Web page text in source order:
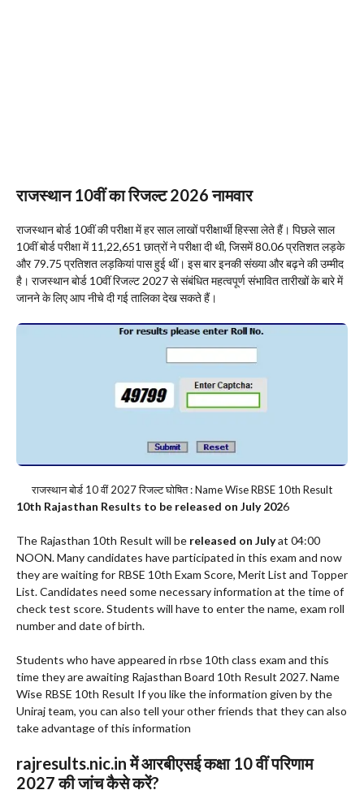
राजस्थान 10वीं का रिजल्ट 2026 नामवार
राजस्थान बोर्ड 10वीं की परीक्षा में हर साल लाखों परीक्षार्थी हिस्सा लेते हैं। पिछले साल
10वीं बोर्ड परीक्षा में 11,22,651 छात्रों ने परीक्षा दी थी, जिसमें 80.06 प्रतिशत लड़के
और 79.75 प्रतिशत लड़कियां पास हुई थीं। इस बार इनकी संख्या और बढ़ने की उम्मीद
है। राजस्थान बोर्ड 10वीं रिजल्ट 2027 से संबंधित महत्वपूर्ण संभावित तारीखों के बारे में
जानने के लिए आप नीचे दी गई तालिका देख सकते हैं।
राजस्थान बोर्ड 10 वीं 2027 रिजल्ट घोषित : Name Wise RBSE 10th Result
10th Rajasthan Results to be released on July 2026
The Rajasthan 10th Result will be released on Julyat 04:00
NOON. Many candidates have participated in this exam and now
they are waiting for RBSE 10th Exam Score, Merit List and Topper
List. Candidates need some necessary information at the time of
check test score. Students will have to enter the name, exam roll
number and date of birth.
Students who have appeared in rbse 10th class exam and this
time they are awaiting Rajasthan Board 10th Result 2027. Name
Wise RBSE 10th Result If you like the information given by the
Uniraj team, you can also tell your other friends that they can also
take advantage of this information
rajresults.nic.in में आरबीएसई कक्षा 10 वीं परिणाम
2027 की जांच कैसे करें?